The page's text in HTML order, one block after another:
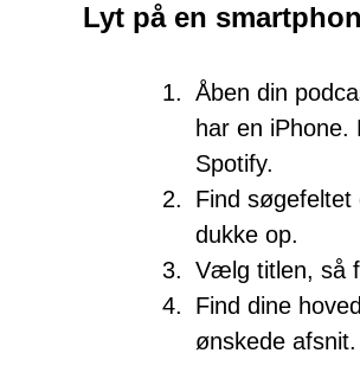
Lyt på en
Åben din
har en iPhone.
Spotify.
Find
dukke op.
Vælg titlen, så
Find dine
ønskede afsnit.